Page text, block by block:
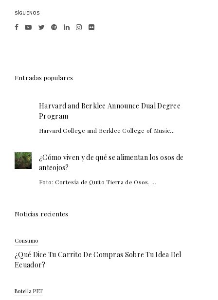
SÍGUENOS
Entradas populares
Harvard and Berklee Announce Dual Degree
Program
Harvard College and Berklee College of Music...
¿Cómo viven y de qué se alimentan los osos de
anteojos?
Foto: Cortesía de Quito Tierra de Osos. ...
Noticias recientes
Consumo
¿Qué Dice Tu Carrito De Compras Sobre Tu Idea Del
Ecuador?
Botella PET